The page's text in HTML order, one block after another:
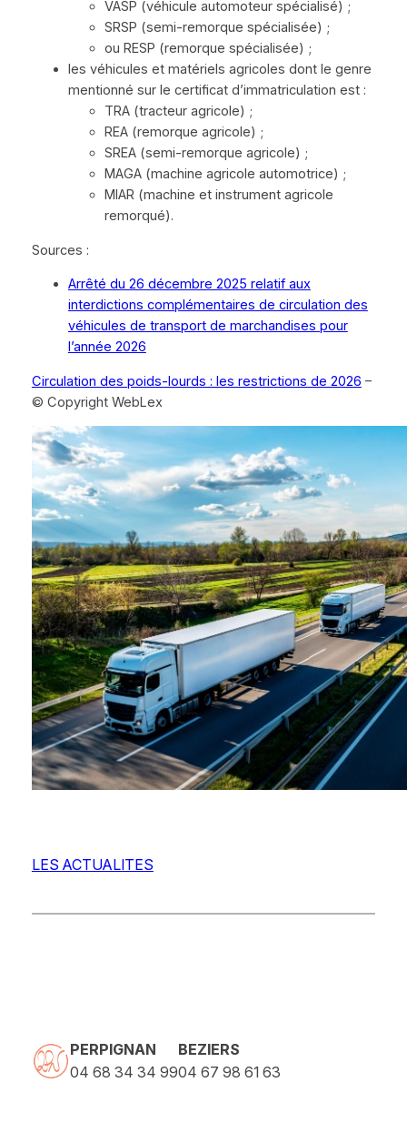
VASP (véhicule automoteur spécialisé) ;
SRSP (semi-remorque spécialisée) ;
ou RESP (remorque spécialisée) ;
les véhicules et matériels agricoles dont le genre
mentionné sur le certificat d’immatriculation est :
TRA (tracteur agricole) ;
REA (remorque agricole) ;
SREA (semi-remorque agricole) ;
MAGA (machine agricole automotrice) ;
MIAR (machine et instrument agricole
remorqué).
Sources :
Arrêté du 26 décembre 2025 relatif aux
interdictions complémentaires de circulation des
véhicules de transport de marchandises pour
l’année 2026
Circulation des poids-lourds : les restrictions de 2026 –
© Copyright WebLex
LES ACTUALITES
PERPIGNAN
04 68 34 34 99
BEZIERS
04 67 98 61 63